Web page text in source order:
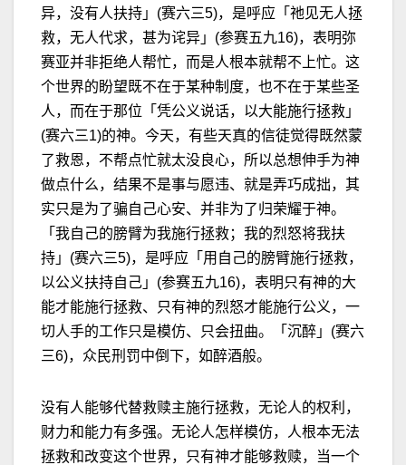
异，没有人扶持」(赛六三5)，是呼应「祂见无人拯
救，无人代求，甚为诧异」(参赛五九16)，表明弥
赛亚并非拒绝人帮忙，而是人根本就帮不上忙。这
个世界的盼望既不在于某种制度，也不在于某些圣
人，而在于那位「凭公义说话，以大能施行拯救」
(赛六三1)的神。今天，有些天真的信徒觉得既然蒙
了救恩，不帮点忙就太没良心，所以总想伸手为神
做点什么，结果不是事与愿违、就是弄巧成拙，其
实只是为了骗自己心安、并非为了归荣耀于神。
「我自己的膀臂为我施行拯救；我的烈怒将我扶
持」(赛六三5)，是呼应「用自己的膀臂施行拯救，
以公义扶持自己」(参赛五九16)，表明只有神的大
能才能施行拯救、只有神的烈怒才能施行公义，一
切人手的工作只是模仿、只会扭曲。「沉醉」(赛六
三6)，众民刑罚中倒下，如醉酒般。
没有人能够代替救赎主施行拯救，无论人的权利，
财力和能力有多强。无论人怎样模仿，人根本无法
拯救和改变这个世界，只有神才能够救赎，当一个